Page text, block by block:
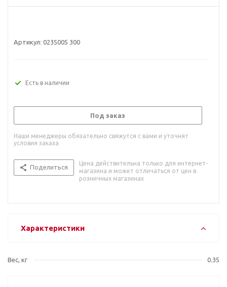
Артикул: 0235005 300
Есть в наличии
Под заказ
Наши менеджеры обязательно свяжутся с вами и уточнят
условия заказа
Поделиться
Цена действительна только для интернет-
магазина и может отличаться от цен в
розничных магазинах
Характеристики
Вес, кг 0.35